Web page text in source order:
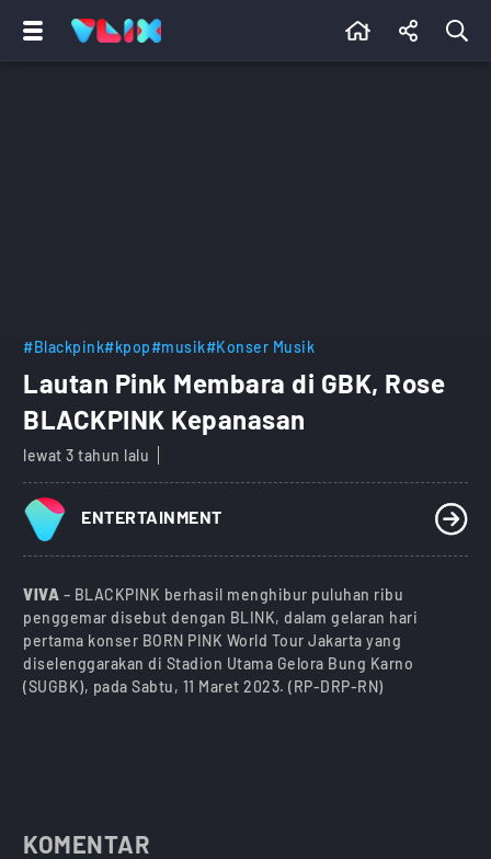
#Blackpink#kpop#musik#Konser Musik
Lautan Pink Membara di GBK, Rose
BLACKPINK Kepanasan
lewat 3 tahun lalu
ENTERTAINMENT
VIVA – BLACKPINK berhasil menghibur puluhan ribu
penggemar disebut dengan BLINK, dalam gelaran hari
pertama konser BORN PINK World Tour Jakarta yang
diselenggarakan di Stadion Utama Gelora Bung Karno
(SUGBK), pada Sabtu, 11 Maret 2023. (RP-DRP-RN)
KOMENTAR